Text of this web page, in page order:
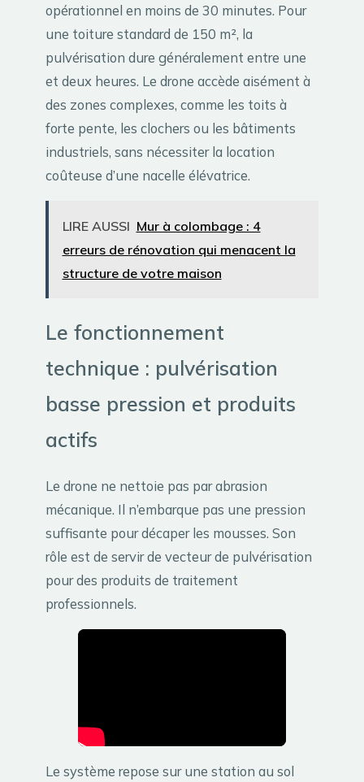
opérationnel en moins de 30 minutes. Pour
une toiture standard de 150 m², la
pulvérisation dure généralement entre une
et deux heures. Le drone accède aisément à
des zones complexes, comme les toits à
forte pente, les clochers ou les bâtiments
industriels, sans nécessiter la location
coûteuse d’une nacelle élévatrice.
LIRE AUSSI Mur à colombage : 4
erreurs de rénovation qui menacent la
structure de votre maison
Le fonctionnement
technique : pulvérisation
basse pression et produits
actifs
Le drone ne nettoie pas par abrasion
mécanique. Il n’embarque pas une pression
suffisante pour décaper les mousses. Son
rôle est de servir de vecteur de pulvérisation
pour des produits de traitement
professionnels.
Le système repose sur une station au sol